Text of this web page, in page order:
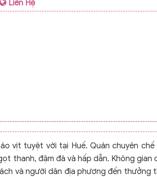
Liên Hệ
vịt tuyệt vời tại Huế. Quán chuyên chế
thanh, đậm đà và hấp dẫn. Không gian
và người dân địa phương đến thưởng